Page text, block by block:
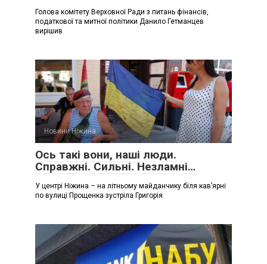
Голова комітету Верховної Ради з питань фінансів,
податкової та митної політики Данило Гетманцев
вирішив
Новини Ніжина
Ось такі вони, наші люди.
Справжні. Сильні. Незламні…
У центрі Ніжина – на літньому майданчику біля кав’ярні
по вулиці Прощенка зустріла Григорія